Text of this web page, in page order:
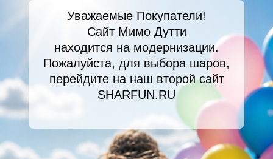
Уважаемые Покупатели!
Сайт Мимо Дутти
находится на модернизации.
Пожалуйста, для выбора шаров,
перейдите на наш второй сайт
SHARFUN.RU